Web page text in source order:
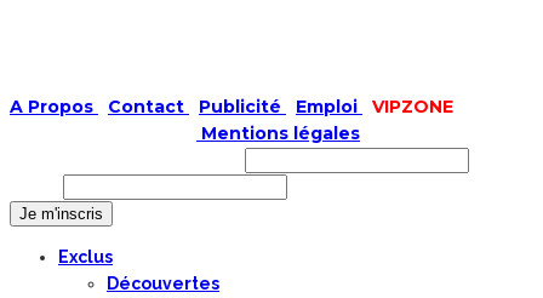
A Propos Contact Publicité Emploi
VIPZONE
Mentions légales
Exclus
Découvertes